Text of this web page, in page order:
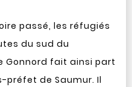
passé, les réfugiés
du sud du
Gonnord fait ainsi part
de Saumur. Il